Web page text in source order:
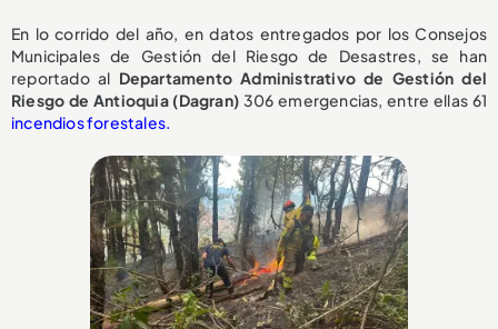
En lo corrido del año, en datos entregados por los Consejos
Municipales de Gestión del Riesgo de Desastres, se han
reportado al Departamento Administrativo de Gestión del
Riesgo de Antioquia (Dagran) 306 emergencias, entre ellas 61
incendios forestales.